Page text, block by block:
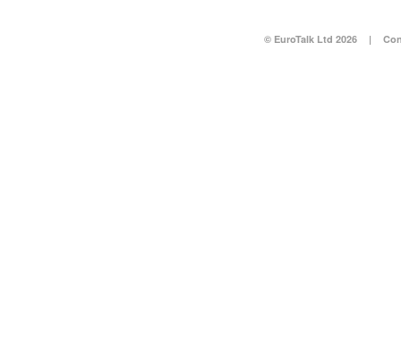
© EuroTalk Ltd 2026 |